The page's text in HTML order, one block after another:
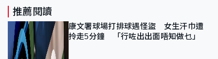
推薦閱讀
康文署球場打排球遇怪盜 女生汗巾遭
拎走5分鐘 「行咗出出面唔知做乜」